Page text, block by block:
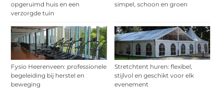
opgeruimd huis en een
verzorgde tuin
simpel, schoon en groen
Fysio Heerenveen: professionele
begeleiding bij herstel en
beweging
Stretchtent huren: flexibel,
stijlvol en geschikt voor elk
evenement